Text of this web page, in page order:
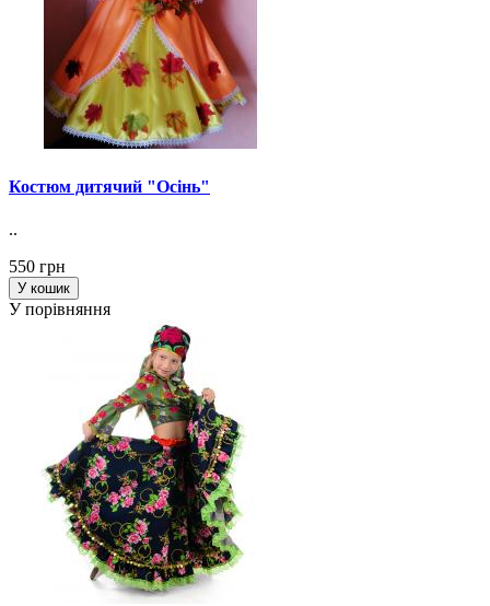
Костюм дитячий "Осінь"
..
550 грн
У кошик
У порівняння